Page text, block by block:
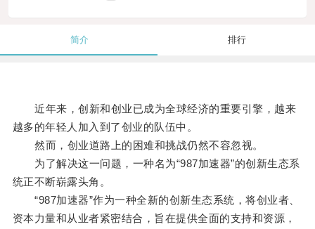
简介 排行
近年来，创新和创业已成为全球经济的重要引擎，越来
越多的年轻人加入到了创业的队伍中。
然而，创业道路上的困难和挑战仍然不容忽视。
为了解决这一问题，一种名为“987加速器”的创新生态系
统正不断崭露头角。
“987加速器”作为一种全新的创新生态系统，将创业者、
资本力量和从业者紧密结合，旨在提供全面的支持和资源，